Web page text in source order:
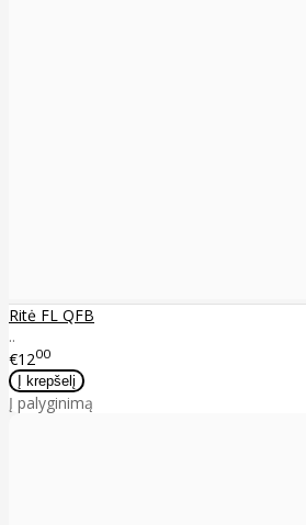
Ritė FL QFB
..
€1200
Į palyginimą